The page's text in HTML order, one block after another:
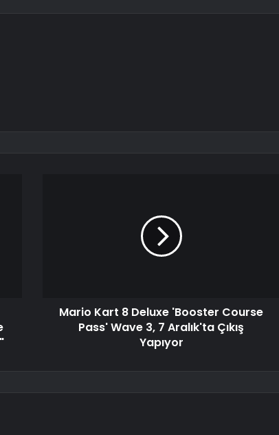
Mario Kart 8 Deluxe 'Booster Course
Pass' Wave 3, 7 Aralık'ta Çıkış
Yapıyor